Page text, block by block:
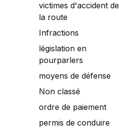
victimes d'accident de
la route
Infractions
législation en
pourparlers
moyens de défense
Non classé
ordre de paiement
permis de conduire